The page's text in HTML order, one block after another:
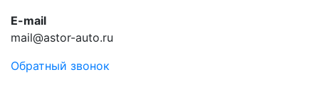
E-mail
mail@astor-auto.ru
Обратный звонок